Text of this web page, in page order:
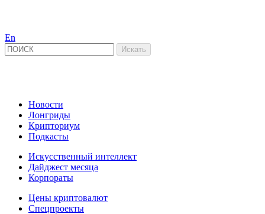
En
Новости
Лонгриды
Крипториум
Подкасты
Искусственный интеллект
Дайджест месяца
Корпораты
Цены криптовалют
Спецпроекты